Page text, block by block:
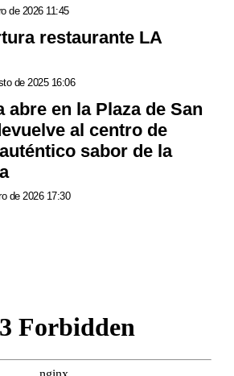
de 2026 11:45
restaurante LA
de 2025 16:06
abre en la Plaza de San
al centro de
sabor de la
de 2026 17:30